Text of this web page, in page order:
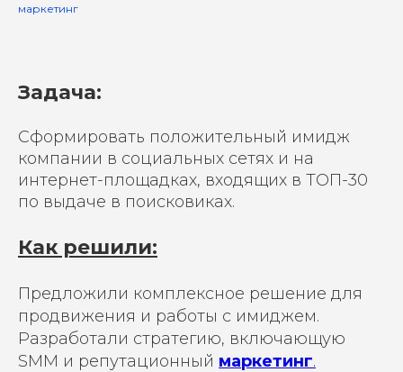
маркетинг
Задача:
Сформировать положительный имидж
компании в социальных сетях и на
интернет-площадках, входящих в ТОП-30
по выдаче в поисковиках.
Как решили:
Предложили комплексное решение для
продвижения и работы с имиджем.
Разработали стратегию, включающую
SMM и репутационный маркетинг.